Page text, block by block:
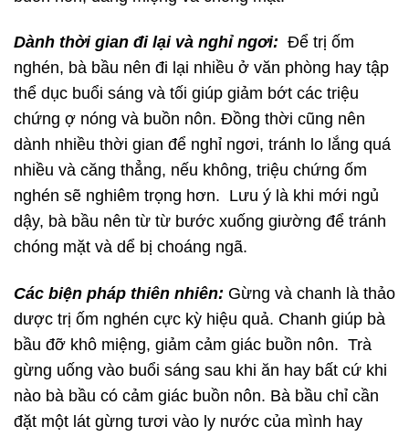
Dành thời gian đi lại và nghỉ ngơi: Để trị ốm
nghén, bà bầu nên đi lại nhiều ở văn phòng hay tập
thể dục buổi sáng và tối giúp giảm bớt các triệu
chứng ợ nóng và buồn nôn. Đồng thời cũng nên
dành nhiều thời gian để nghỉ ngơi, tránh lo lắng quá
nhiều và căng thẳng, nếu không, triệu chứng ốm
nghén sẽ nghiêm trọng hơn. Lưu ý là khi mới ngủ
dậy, bà bầu nên từ từ bước xuống giường để tránh
chóng mặt và dể bị choáng ngã.
Các biện pháp thiên nhiên: Gừng và chanh là thảo
dược trị ốm nghén cực kỳ hiệu quả. Chanh giúp bà
bầu đỡ khô miệng, giảm cảm giác buồn nôn. Trà
gừng uống vào buổi sáng sau khi ăn hay bất cứ khi
nào bà bầu có cảm giác buồn nôn. Bà bầu chỉ cần
đặt một lát gừng tươi vào ly nước của mình hay